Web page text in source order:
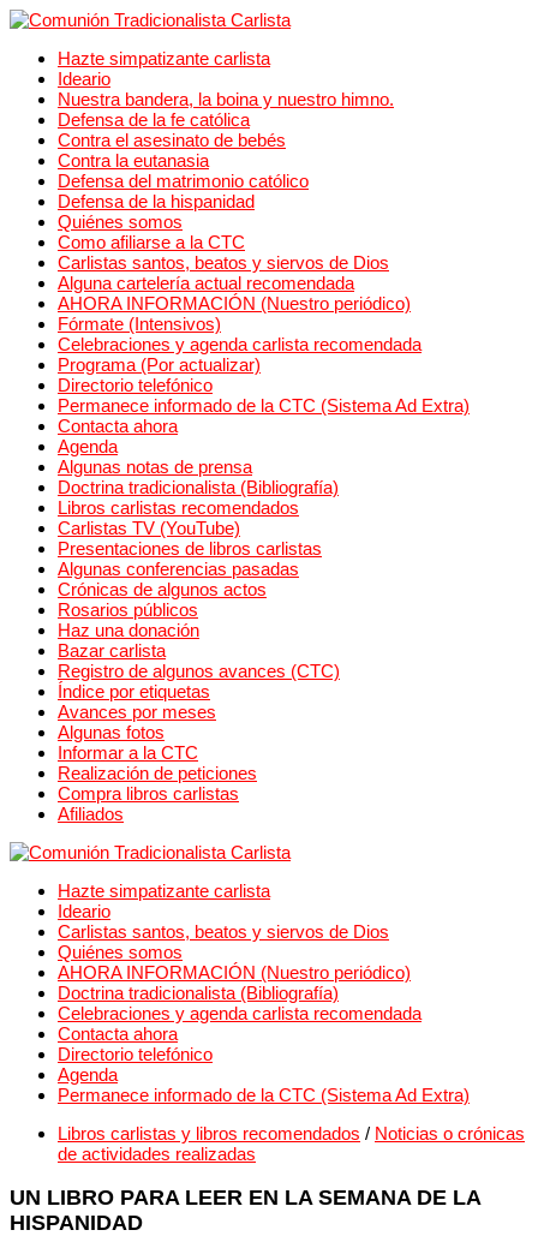
Hazte simpatizante carlista
Ideario
Nuestra bandera, la boina y nuestro himno.
Defensa de la fe católica
Contra el asesinato de bebés
Contra la eutanasia
Defensa del matrimonio católico
Defensa de la hispanidad
Quiénes somos
Como afiliarse a la CTC
Carlistas santos, beatos y siervos de Dios
Alguna cartelería actual recomendada
AHORA INFORMACIÓN (Nuestro periódico)
Fórmate (Intensivos)
Celebraciones y agenda carlista recomendada
Programa (Por actualizar)
Directorio telefónico
Permanece informado de la CTC (Sistema Ad Extra)
Contacta ahora
Agenda
Algunas notas de prensa
Doctrina tradicionalista (Bibliografía)
Libros carlistas recomendados
Carlistas TV (YouTube)
Presentaciones de libros carlistas
Algunas conferencias pasadas
Crónicas de algunos actos
Rosarios públicos
Haz una donación
Bazar carlista
Registro de algunos avances (CTC)
Índice por etiquetas
Avances por meses
Algunas fotos
Informar a la CTC
Realización de peticiones
Compra libros carlistas
Afiliados
Hazte simpatizante carlista
Ideario
Carlistas santos, beatos y siervos de Dios
Quiénes somos
AHORA INFORMACIÓN (Nuestro periódico)
Doctrina tradicionalista (Bibliografía)
Celebraciones y agenda carlista recomendada
Contacta ahora
Directorio telefónico
Agenda
Permanece informado de la CTC (Sistema Ad Extra)
Libros carlistas y libros recomendados / Noticias o crónicas
de actividades realizadas
UN LIBRO PARA LEER EN LA SEMANA DE LA
HISPANIDAD